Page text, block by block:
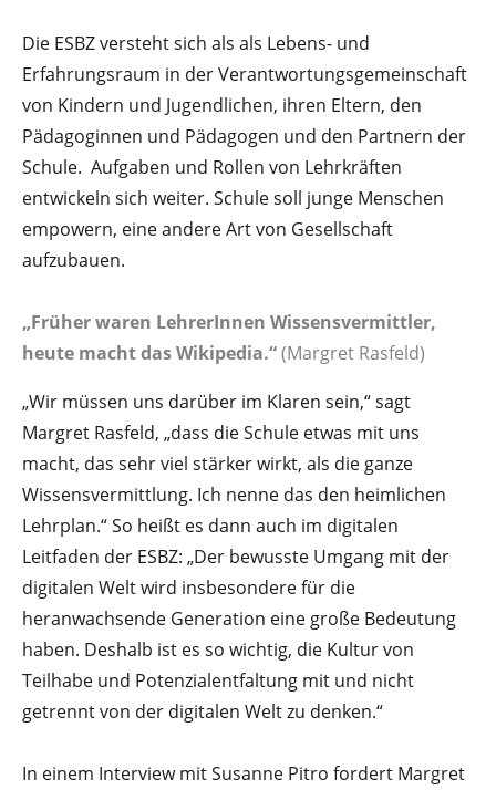
Die ESBZ versteht sich als als Lebens- und
Erfahrungsraum in der Verantwortungsgemeinschaft
von Kindern und Jugendlichen, ihren Eltern, den
Pädagoginnen und Pädagogen und den Partnern der
Schule. Aufgaben und Rollen von Lehrkräften
entwickeln sich weiter. Schule soll junge Menschen
empowern, eine andere Art von Gesellschaft
aufzubauen.
„Früher waren LehrerInnen Wissensvermittler,
heute macht das Wikipedia.“(Margret Rasfeld)
„Wir müssen uns darüber im Klaren sein,“ sagt
Margret Rasfeld, „dass die Schule etwas mit uns
macht, das sehr viel stärker wirkt, als die ganze
Wissensvermittlung. Ich nenne das den heimlichen
Lehrplan.“ So heißt es dann auch im digitalen
Leitfaden der ESBZ: „Der bewusste Umgang mit der
digitalen Welt wird insbesondere für die
heranwachsende Generation eine große Bedeutung
haben. Deshalb ist es so wichtig, die Kultur von
Teilhabe und Potenzialentfaltung mit und nicht
getrennt von der digitalen Welt zu denken.“
In einem Interview mit Susanne Pitro fordert Margret